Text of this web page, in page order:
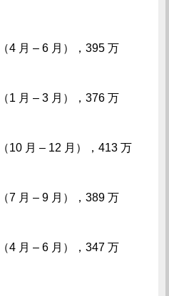
4 月 – 6 月），395 万
1 月 – 3 月），376 万
10 月 – 12 月），413 万
7 月 – 9 月），389 万
4 月 – 6 月），347 万